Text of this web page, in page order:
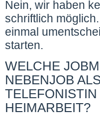
Nein, wir haben
schriftlich
einmal
starten.
WELCHE
NEBENJOB
HEIMARBEIT?